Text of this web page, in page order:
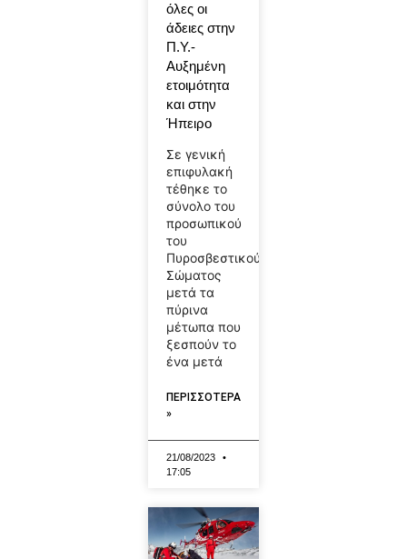
όλες οι
άδειες στην
Π.Υ.-
Αυξημένη
ετοιμότητα
και στην
Ήπειρο
Σε γενική
επιφυλακή
τέθηκε το
σύνολο του
προσωπικού
του
Πυροσβεστικού
Σώματος
μετά τα
πύρινα
μέτωπα που
ξεσπούν το
ένα μετά
ΠΕΡΙΣΣΟΤΕΡΑ
»
21/08/2023
17:05